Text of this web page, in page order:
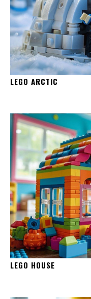
LEGO ARCTIC
LEGO HOUSE